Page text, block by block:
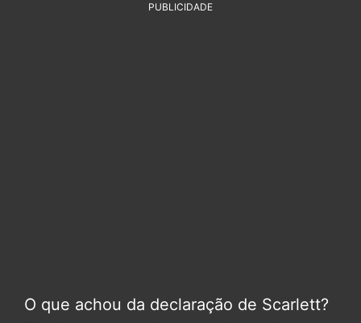
PUBLICIDADE
O que achou da declaração de Scarlett?